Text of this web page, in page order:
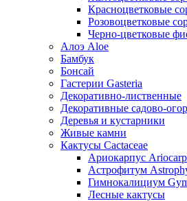
Красноцветковые
Розовоцветковые
Черно-цветковые
Алоэ Aloe
Бамбук
Бонсай
Гастерии Gasteria
Декоративно-лиственные
Декоративные садово-
Деревья и кустарники
Живые камни
Кактусы Cactaceae
Ариокарпус
Астрофитум
Гимнокалициум
Лесные кактусы